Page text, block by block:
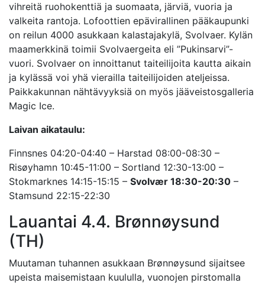
vihreitä ruohokenttiä ja suomaata, järviä, vuoria ja
valkeita rantoja. Lofoottien epävirallinen pääkaupunki
on reilun 4000 asukkaan kalastajakylä, Svolvaer. Kylän
maamerkkinä toimii Svolvaergeita eli ”Pukinsarvi”-
vuori. Svolvaer on innoittanut taiteilijoita kautta aikain
ja kylässä voi yhä vierailla taiteilijoiden ateljeissa.
Paikkakunnan nähtävyyksiä on myös jääveistosgalleria
Magic Ice.
Laivan aikataulu:
Finnsnes 04:20-04:40 – Harstad 08:00-08:30 –
Risøyhamn 10:45-11:00 – Sortland 12:30-13:00 –
Stokmarknes 14:15-15:15 – Svolvær 18:30-20:30 –
Stamsund 22:15-22:30
Lauantai 4.4. Brønnøysund
(TH)
Muutaman tuhannen asukkaan Brønnøysund sijaitsee
upeista maisemistaan kuululla, vuonojen pirstomalla